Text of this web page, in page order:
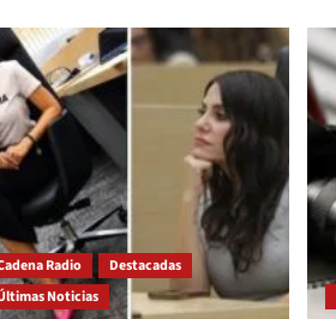
Radio
Destacadas
Noticias